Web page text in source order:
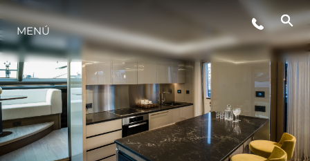
ESTILO DE VIDA
INNOVACIÓN
¿QUIÉNES SOMOS?
MENÚ